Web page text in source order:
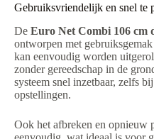
Gebruiksvriendelijk en snel te
De Euro Net Combi 106 cm
ontworpen met
kan eenvoudig worden
zonder gereedschap in de
systeem snel inzetbaar, zelfs
opstellingen.
Ook het afbreken en opnieuw